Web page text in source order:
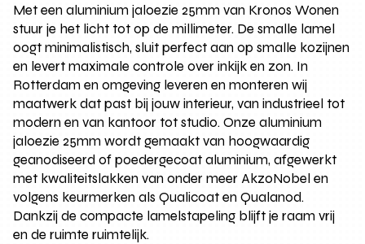
Met een aluminium jaloezie 25mm van Kronos Wonen
stuur je het licht tot op de millimeter. De smalle lamel
oogt minimalistisch, sluit perfect aan op smalle kozijnen
en levert maximale controle over inkijk en zon. In
Rotterdam en omgeving leveren en monteren wij
maatwerk dat past bij jouw interieur, van industrieel tot
modern en van kantoor tot studio. Onze aluminium
jaloezie 25mm wordt gemaakt van hoogwaardig
geanodiseerd of poedergecoat aluminium, afgewerkt
met kwaliteitslakken van onder meer AkzoNobel en
volgens keurmerken als Qualicoat en Qualanod.
Dankzij de compacte lamelstapeling blijft je raam vrij
en de ruimte ruimtelijk.